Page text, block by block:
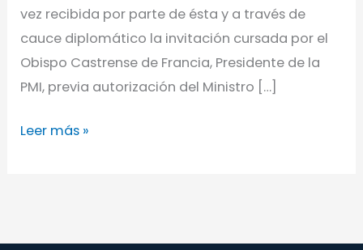
vez recibida por parte de ésta y a través de
cauce diplomático la invitación cursada por el
Obispo Castrense de Francia, Presidente de la
PMI, previa autorización del Ministro […]
Leer más »